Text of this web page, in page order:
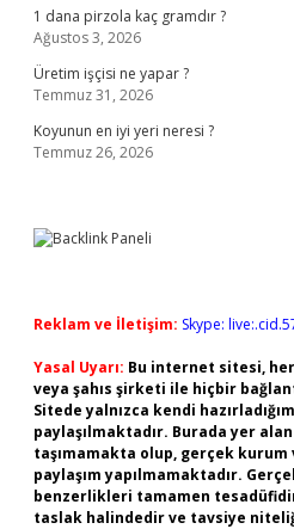
1 dana pirzola kaç gramdır ?
Ağustos 3, 2026
Üretim işçisi ne yapar ?
Temmuz 31, 2026
Koyunun en iyi yeri neresi ?
Temmuz 26, 2026
Reklam ve İletişim: Skype:
Yasal Uyarı: Bu internet sitesi,
veya şahıs şirketi ile hiçbir
Sitede yalnızca kendi
paylaşılmaktadır. Burada yer
taşımamakta olup, gerçek kurum
paylaşım yapılmamaktadır.
benzerlikleri tamamen
taslak halindedir ve tavsiye